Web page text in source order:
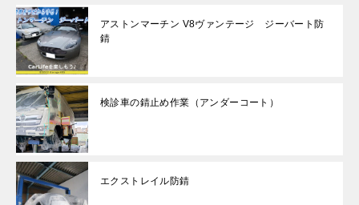
アストンマーチン V8ヴァンテージ ジーバート防
錆
検診車の錆止め作業（アンダーコート）
エクストレイル防錆